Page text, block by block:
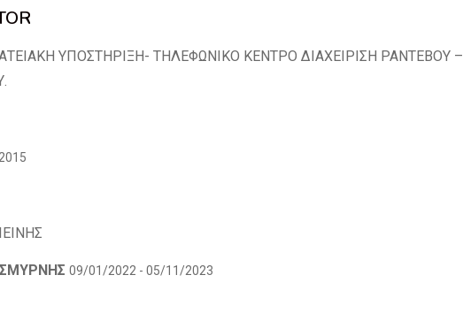
ΥΠΟΣΤΗΡΙΞΗ- ΤΗΛΕΦΩΝΙΚΟ ΚΕΝΤΡΟ ΔΙΑΧΕΙΡΙΣΗ ΡΑΝΤΕΒΟΥ –
09/01/2022 - 05/11/2023